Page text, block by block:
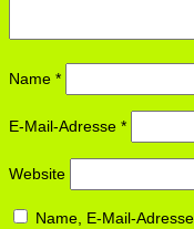
Name *
E-Mail-Adresse *
Website
Name, E-Mail-